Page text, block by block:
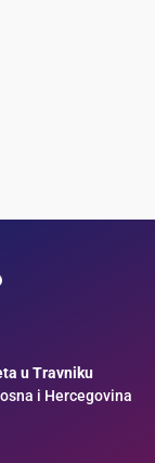
u Travniku
i Hercegovina